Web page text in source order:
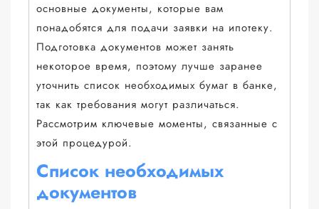
основные документы, которые вам
понадобятся для подачи заявки на ипотеку.
Подготовка документов может занять
некоторое время, поэтому лучше заранее
уточнить список необходимых бумаг в банке,
так как требования могут различаться.
Рассмотрим ключевые моменты, связанные с
этой процедурой.
Список необходимых
документов